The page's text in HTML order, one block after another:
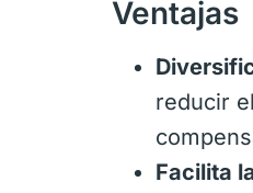
Ventajas
reducir
Facilita